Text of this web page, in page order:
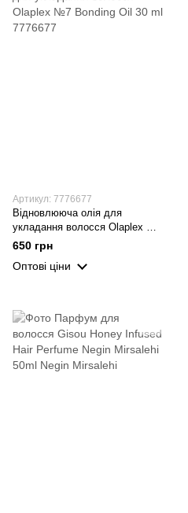
Артикул: 7776677
Відновлююча олія для
укладання волосся Olaplex №7
Bonding Oil 30 ml
650 грн
Оптові ціни